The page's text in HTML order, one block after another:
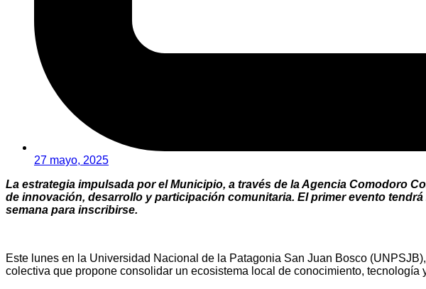
27 mayo, 2025
La estrategia impulsada por el Municipio, a través de la Agencia Comodoro
de innovación, desarrollo y participación comunitaria. El primer evento
semana para inscribirse.
Este lunes en la Universidad Nacional de la Patagonia San Juan Bosco
colectiva que propone consolidar un ecosistema local de conocimiento,